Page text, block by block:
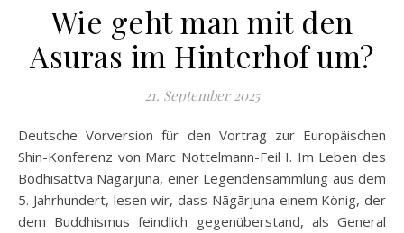
Wie geht man mit den
Asuras im Hinterhof um?
21. September 2025
Deutsche Vorversion für den Vortrag zur Europäischen
Shin-Konferenz von Marc Nottelmann-Feil I. Im Leben des
Bodhisattva Nāgārjuna, einer Legendensammlung aus dem
5. Jahrhundert, lesen wir, dass Nāgārjuna einem König, der
dem Buddhismus feindlich gegenüberstand, als General